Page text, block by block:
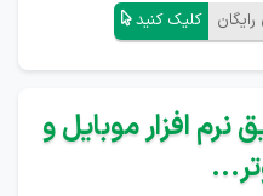
کلیک کنید
نرم افزار موبایل و